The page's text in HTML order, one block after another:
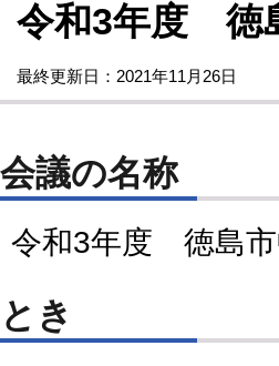
令和3年度 徳
最終更新日：2021年11月26日
会議の名称
令和3年度 徳島市
とき